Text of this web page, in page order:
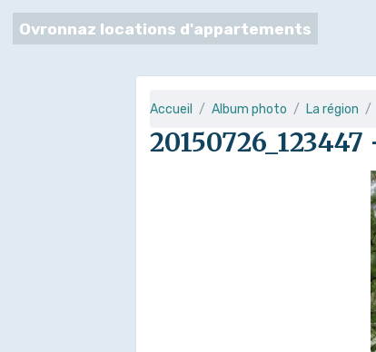
Ovronnaz locations d'appartements
Accueil Album photo La région